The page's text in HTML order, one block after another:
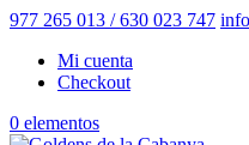
977 265 013 / 630 023 747
Mi cuenta
Checkout
0 elementos